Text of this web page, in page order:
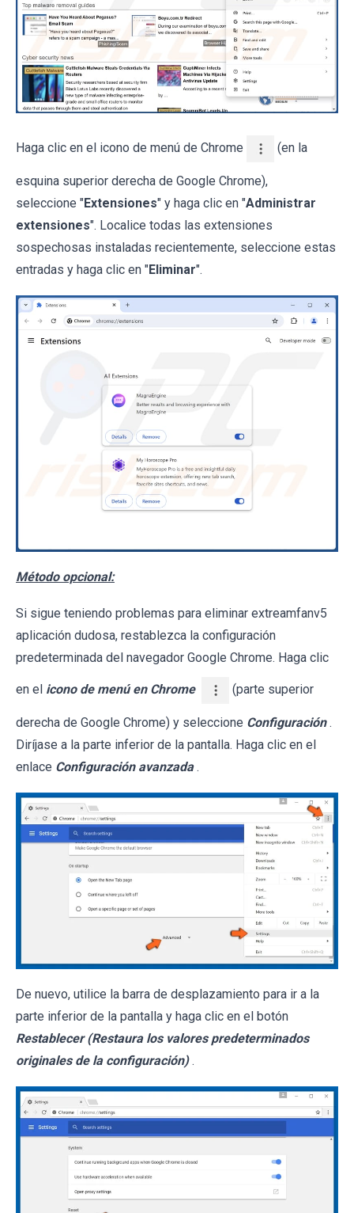
Haga clic en el icono de menú de Chrome (en la
esquina superior derecha de Google Chrome),
seleccione "Extensiones" y haga clic en "Administrar
extensiones". Localice todas las extensiones
sospechosas instaladas recientemente, seleccione estas
entradas y haga clic en "Eliminar".
Método opcional:
Si sigue teniendo problemas para eliminar extreamfanv5
aplicación dudosa, restablezca la configuración
predeterminada del navegador Google Chrome. Haga clic
en el icono de menú en Chrome (parte superior
derecha de Google Chrome) y seleccione Configuración .
Diríjase a la parte inferior de la pantalla. Haga clic en el
enlace Configuración avanzada .
De nuevo, utilice la barra de desplazamiento para ir a la
parte inferior de la pantalla y haga clic en el botón
Restablecer (Restaura los valores predeterminados
originales de la configuración) .